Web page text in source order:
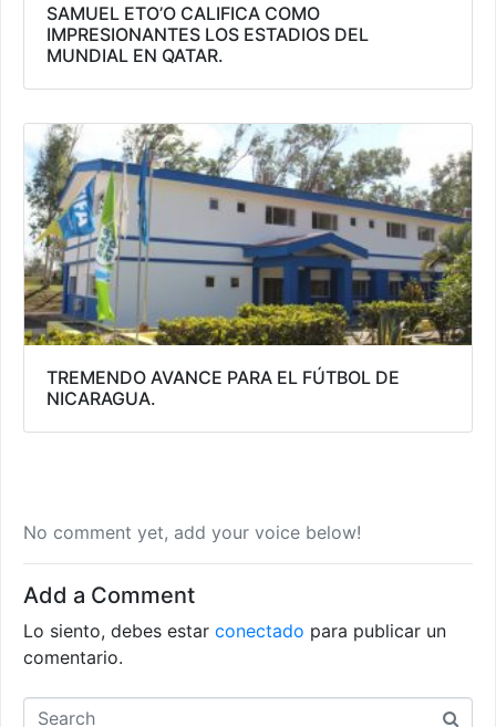
SAMUEL ETO’O CALIFICA COMO
IMPRESIONANTES LOS ESTADIOS DEL
MUNDIAL EN QATAR.
TREMENDO AVANCE PARA EL FÚTBOL DE
NICARAGUA.
No comment yet, add your voice below!
Add a Comment
Lo siento, debes estar conectado para publicar un
comentario.